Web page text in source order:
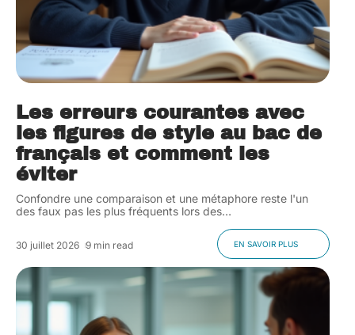
Les erreurs courantes avec
les figures de style au bac de
français et comment les
éviter
Confondre une comparaison et une métaphore reste l'un
des faux pas les plus fréquents lors des…
30 juillet 2026 9 min read EN SAVOIR PLUS